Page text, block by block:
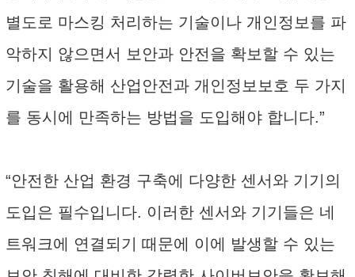
별도로 마스킹 처리하는 기술이나 개인정보를 파
악하지 않으면서 보안과 안전을 확보할 수 있는
기술을 활용해 산업안전과 개인정보보호 두 가지
를 동시에 만족하는 방법을 도입해야 합니다.”
“안전한 산업 환경 구축에 다양한 센서와 기기의
도입은 필수입니다. 이러한 센서와 기기들은 네
트워크에 연결되기 때문에 이에 발생할 수 있는